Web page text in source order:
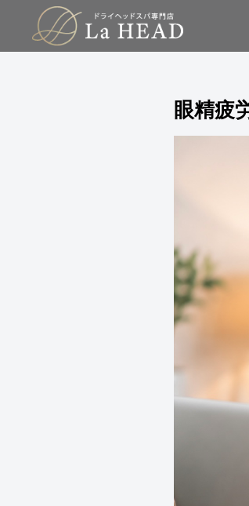
眼精疲